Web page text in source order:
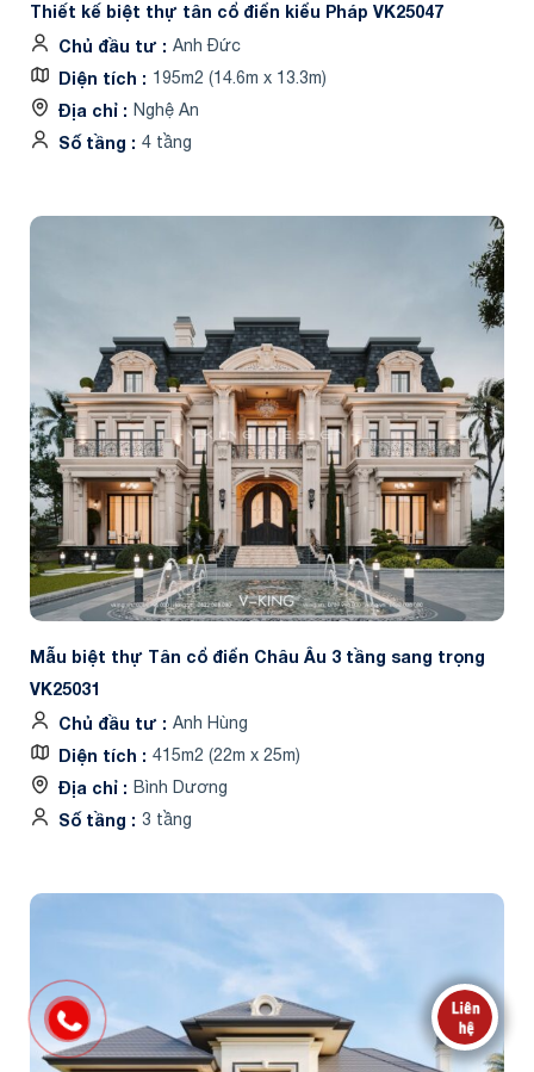
Thiết kế biệt thự tân cổ điển kiểu Pháp VK25047
Chủ đầu tư
Anh Đức
Diện tích 195m2 (14.6m x 13.3m)
Địa chỉ Nghệ An
Số tầng 4 tầng
Mẫu biệt thự Tân cổ điển Châu Âu 3 tầng sang trọng
VK25031
Chủ đầu tư
Anh Hùng
Diện tích 415m2 (22m x 25m)
Địa chỉ Bình Dương
Số tầng 3 tầng